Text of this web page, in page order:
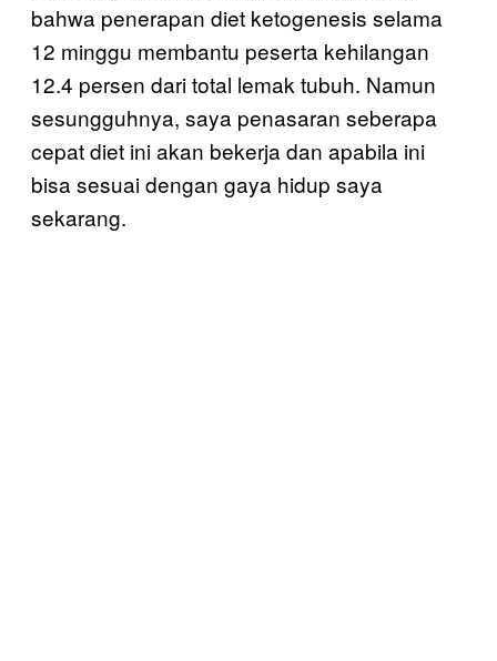
bahwa penerapan diet ketogenesis selama
12 minggu membantu peserta kehilangan
12.4 persen dari total lemak tubuh. Namun
sesungguhnya, saya penasaran seberapa
cepat diet ini akan bekerja dan apabila ini
bisa sesuai dengan gaya hidup saya
sekarang.